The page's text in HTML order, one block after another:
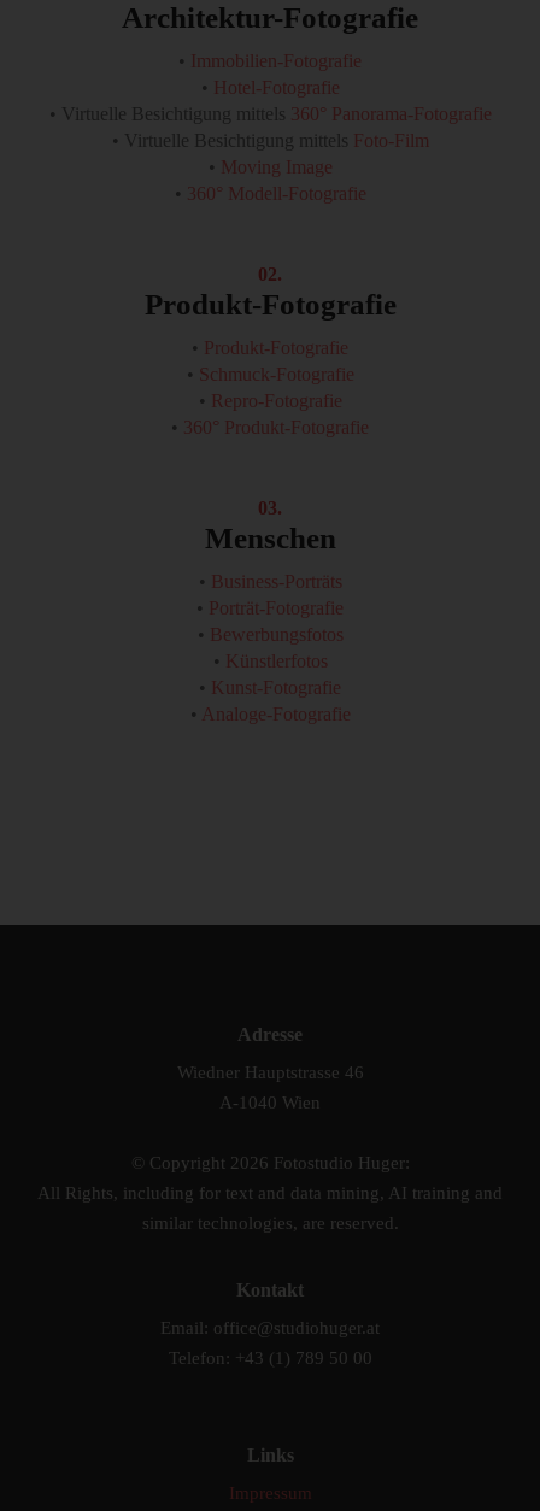
Architektur-Fotografie
•
Immobilien-Fotografie
•
Hotel-Fotografie
• Virtuelle Besichtigung mittels 360° Panorama-Fotografie
• Virtuelle Besichtigung mittels
Foto-Film
• Moving Image
• 360° Modell-Fotografie
02.
Produkt-Fotografie
•
Produkt-Fotografie
• Schmuck-Fotografie
•
Repro-Fotografie
• 360° Produkt-Fotografie
03.
Menschen
•
Business-Porträts
•
Porträt-Fotografie
•
Bewerbungsfotos
•
Künstlerfotos
•
Kunst-Fotografie
• Analoge-Fotografie
Adresse
Wiedner Hauptstrasse 46
A-1040 Wien
© Copyright 2026 Fotostudio Huger:
All Rights, including for text and data mining, AI training and
similar technologies, are reserved.
Kontakt
Email: office@studiohuger.at
Telefon: +43 (1) 789 50 00
Links
Impressum